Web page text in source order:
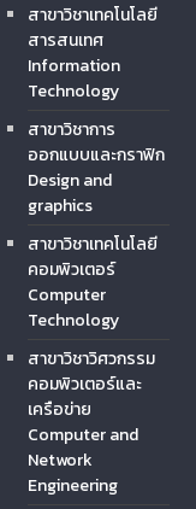
สาขาวิชาเทคโนโลยี
สารสนเทศ
Information
Technology
สาขาวิชาการ
ออกแบบและกราฟิก
Design and
graphics
สาขาวิชาเทคโนโลยี
คอมพิวเตอร์
Computer
Technology
สาขาวิชาวิศวกรรม
คอมพิวเตอร์และ
เครือข่าย
Computer and
Network
Engineering